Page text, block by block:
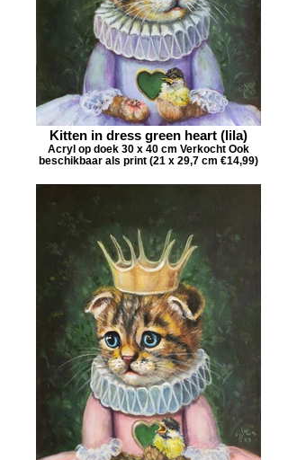
Kitten in dress green heart (lila)
Acryl op doek 30 x 40 cm Verkocht Ook
beschikbaar als print (21 x 29,7 cm €14,99)